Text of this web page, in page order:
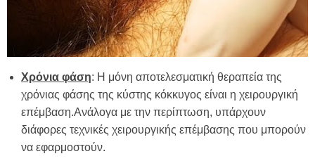
Χρόνια φάση: Η μόνη αποτελεσματική θεραπεία της
χρόνιας φάσης της κύστης κόκκυγος είναι η χειρουργική
επέμβαση.Ανάλογα με την περίπτωση, υπάρχουν
διάφορες τεχνικές χειρουργικής επέμβασης που μπορούν
να εφαρμοστούν.